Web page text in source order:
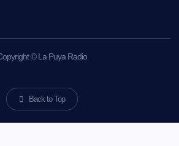
© La Puya Radio
Back to Top